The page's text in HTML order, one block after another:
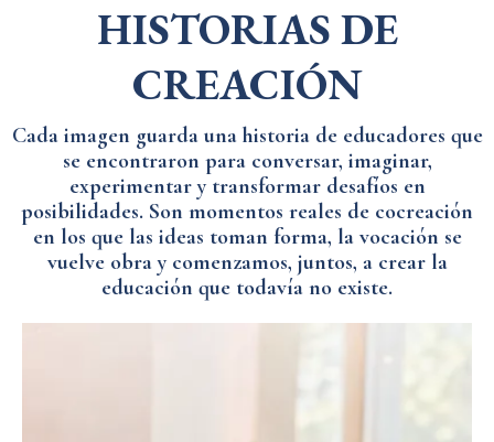
HISTORIAS DE
CREACIÓN
Cada imagen guarda una historia de educadores que
se encontraron para conversar, imaginar,
experimentar y transformar desafíos en
posibilidades. Son momentos reales de cocreación
en los que las ideas toman forma, la vocación se
vuelve obra y comenzamos, juntos, a crear la
educación que todavía no existe.